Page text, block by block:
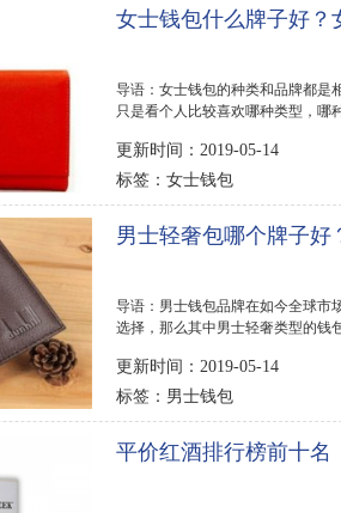
女士钱包什么牌子好？
导语：女士钱包的种类和品牌都是
只是看个人比较喜欢哪种类型，哪
更新时间：2019-05-14
标签： 女士钱包
男士轻奢包哪个牌子
导语：男士钱包品牌在如今全球市
选择，那么其中男士轻奢类型的钱
更新时间：2019-05-14
标签： 男士钱包
平价红酒排行榜前十名